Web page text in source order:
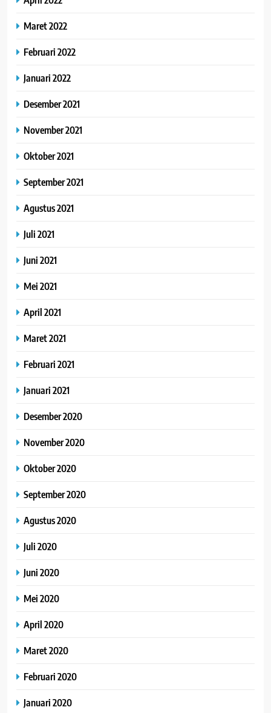
Maret 2022
Februari 2022
Januari 2022
Desember 2021
November 2021
Oktober 2021
September 2021
Agustus 2021
Juli 2021
Juni 2021
Mei 2021
April 2021
Maret 2021
Februari 2021
Januari 2021
Desember 2020
November 2020
Oktober 2020
September 2020
Agustus 2020
Juli 2020
Juni 2020
Mei 2020
April 2020
Maret 2020
Februari 2020
Januari 2020